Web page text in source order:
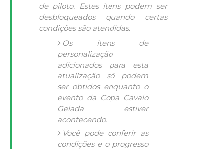
de piloto. Estes itens podem ser
desbloqueados quando certas
condições são atendidas.
Os itens de
personalização
adicionados para esta
atualização só podem
ser obtidos enquanto o
evento da Copa Cavalo
Gelada estiver
acontecendo.
Você pode conferir as
condições e o progresso